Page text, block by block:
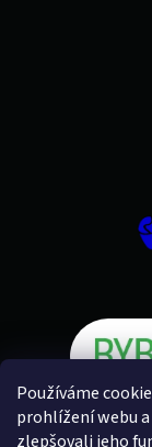
Používáme
prohlížení webu
zlepšovali jeho